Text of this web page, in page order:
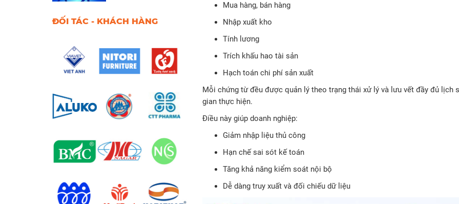
ĐỐI TÁC - KHÁCH HÀNG
Mua hàng, bán hàng
Nhập xuất kho
Tính lương
Trích khấu hao tài sản
Hạch toán chi phí sản xuất
Mỗi chứng từ đều được quản lý theo trạng thái xử lý và lưu vết đầy đủ lịch
gian thực hiện.
Điều này giúp doanh nghiệp:
Giảm nhập liệu thủ công
Hạn chế sai sót kế toán
Tăng khả năng kiểm soát nội bộ
Dễ dàng truy xuất và đối chiếu dữ liệu